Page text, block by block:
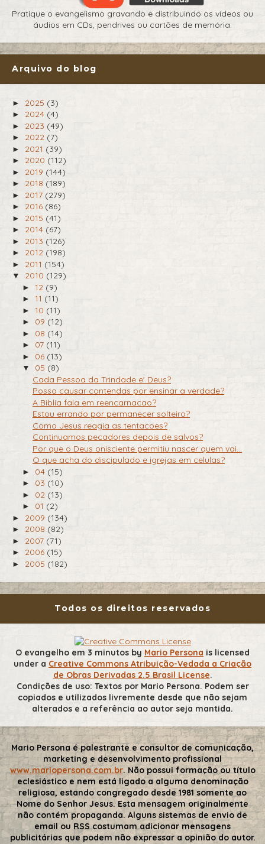
Pratique o evangelismo gravando e distribuindo os vídeos ou
áudios em CDs, pendrives ou cartões de memória.
Arquivo do blog
► 2025 (3)
► 2024 (4)
► 2023 (49)
► 2022 (7)
► 2021 (39)
► 2020 (112)
► 2019 (144)
► 2018 (189)
► 2017 (279)
► 2016 (86)
► 2015 (41)
► 2014 (67)
► 2013 (126)
► 2012 (198)
► 2011 (154)
▼ 2010 (129)
► 12 (9)
► 11 (11)
► 10 (11)
► 09 (12)
► 08 (14)
► 07 (11)
► 06 (13)
▼ 05 (8)
Cada Pessoa da Trindade e' Deus?
Posso causar contendas por ensinar a verdade?
A Biblia fala em reencarnacao?
Estou errando por permanecer solteiro?
Como Jesus reagia as tentacoes?
Continuamos pecadores depois de salvos?
Por que o Deus onisciente permitiu nascer quem vai...
O que acha do discipulado e igrejas em celulas?
► 04 (15)
► 03 (10)
► 02 (13)
► 01 (2)
► 2009 (134)
► 2008 (82)
► 2007 (71)
► 2006 (15)
► 2005 (182)
Todos os direitos reservados
O evangelho em 3 minutos by Mario Persona is licensed
under a Creative Commons Atribuição-Vedada a Criação
de Obras Derivadas 2.5 Brasil License.
Condições de uso: Textos por Mario Persona. Podem ser
copiados e utilizados livremente desde que não sejam
alterados e a referência ao autor seja mantida.
Mario Persona é palestrante e consultor de comunicação,
marketing e desenvolvimento profissional
www.mariopersona.com.br. Não possui formação ou título
eclesiástico e nem está ligado a alguma denominação
religiosa, estando congregado desde 1981 somente ao
Nome do Senhor Jesus. Esta mensagem originalmente
não contém propaganda. Alguns sistemas de envio de
email ou RSS costumam adicionar mensagens
publicitárias que podem não expressar a opinião do autor.